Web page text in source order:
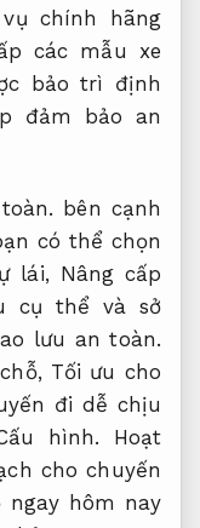
chính hãng
các mẫu xe
bảo trì định
đảm bảo an
bên cạnh
có thể chọn
lái, Nâng cấp
cụ thể và sở
lưu an toàn.
Tối ưu cho
đi dễ chịu
hình.
Hoạt
cho chuyến
ngay hôm nay